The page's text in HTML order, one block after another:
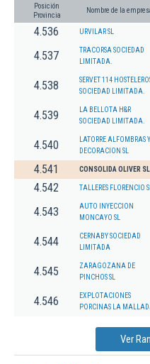
Posición
Provincia
Nombre de la
4.536 URVILAR SL
4.537
TRACORSA SOCIEDAD
LIMITADA.
4.538
SERVET 114
SOCIEDAD LIMITADA.
4.539
LA BELLOTA H&R
SOCIEDAD LIMITADA.
4.540
LATORRE ALFOMBRAS Y
DECORACION SL
4.541 CONSOLIDA OLIVER SL
4.542 TALLERES FLORENCIO
4.543
AUTO INYECCION
MONCAYO SL
4.544
CERNABY SOCIEDAD
LIMITADA
4.545
ZARAGOZANA DE
PINCHOS SL
4.546
EXPLOTACIONES
PORCINAS LA
Ver